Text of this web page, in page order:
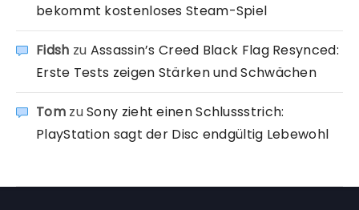
bekommt kostenloses Steam-Spiel
Fidsh zu Assassin’s Creed Black Flag Resynced:
Erste Tests zeigen Stärken und Schwächen
TomzuSony zieht einen Schlussstrich:
PlayStation sagt der Disc endgültig Lebewohl